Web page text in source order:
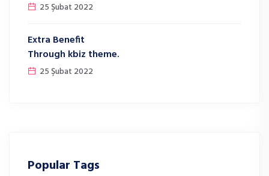
25 Şubat 2022
Extra Benefit
Through kbiz theme.
25 Şubat 2022
Popular Tags